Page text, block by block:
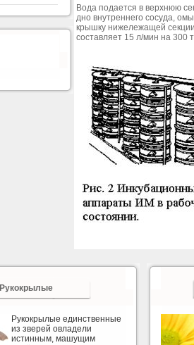
Вода подается в верхнюю
дно внутреннего сосуда,
крышку нижележащей
составляет 15 л/мин на 300
Рукокрылые
Рукокрылые единственные
из зверей овладели
истинным, машущим